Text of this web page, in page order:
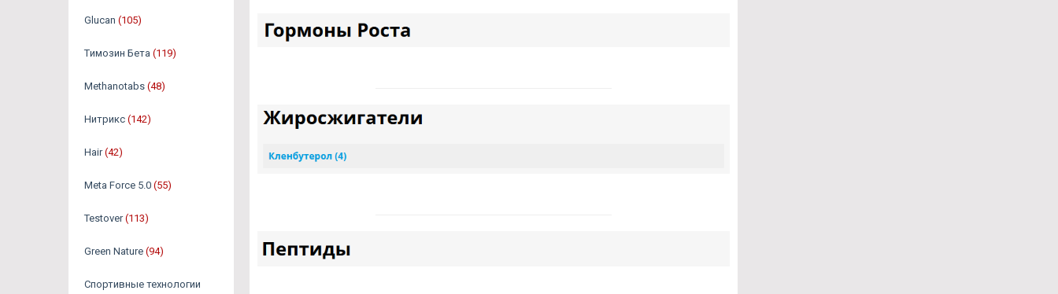
Glucan (105)
Tимозин Бета (119)
Methanotabs (48)
Нитрикс (142)
Hair (42)
Meta Force 5.0 (55)
Testover (113)
Green Nature (94)
Спортивные технологии